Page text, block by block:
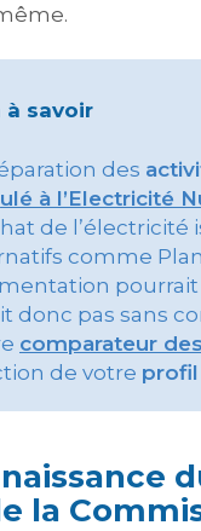
à savoir
des
à l’Electricité
de
comme
pourrait
donc pas sans
comparateur
de votre
la